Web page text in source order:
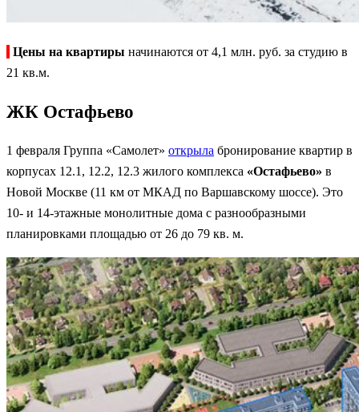
Цены на квартиры начинаются от 4,1 млн. руб. за студию в
21 кв.м.
ЖК Остафьево
1 февраля Группа «Самолет» открыла бронирование квартир в
корпусах 12.1, 12.2, 12.3 жилого комплекса «Остафьево» в
Новой Москве (11 км от МКАД по Варшавскому шоссе). Это
10- и 14-этажные монолитные дома с разнообразными
планировками площадью от 26 до 79 кв. м.